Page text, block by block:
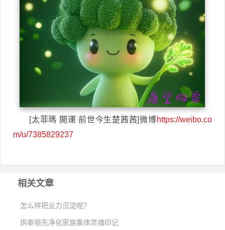
[太菲瑪 開運 前世今生楚茜茜]微博https://weibo.co
m/u/7385829237
相关文章
怎么样把业力沉淀呢？
供奉祖先净化家族集体灵魂印记